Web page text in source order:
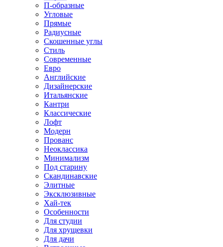
П-образные
Угловые
Прямые
Радиусные
Скошенные углы
Стиль
Современные
Евро
Английские
Дизайнерские
Итальянские
Кантри
Классические
Лофт
Модерн
Прованс
Неоклассика
Минимализм
Под старину
Скандинавские
Элитные
Эксклюзивные
Хай-тек
Особенности
Для студии
Для хрущевки
Для дачи